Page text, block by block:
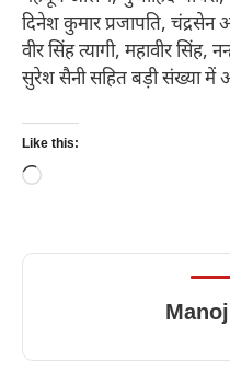
दिनेश कुमार प्रजापति, चंद्रसेन
वीर सिंह त्यागी, महावीर
सुरेश सैनी सहित बड़ी संख्या में
Like this:
Loading…